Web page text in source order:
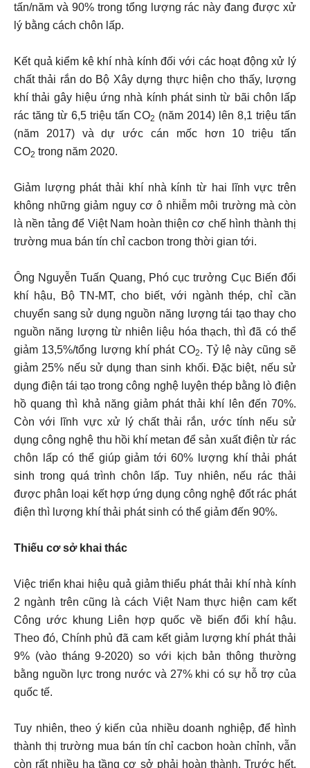
tấn/năm và 90% trong tổng lượng rác này đang được xử
lý bằng cách chôn lấp.
Kết quả kiểm kê khí nhà kính đối với các hoạt động xử lý
chất thải rắn do Bộ Xây dựng thực hiện cho thấy, lượng
khí thải gây hiệu ứng nhà kính phát sinh từ bãi chôn lấp
rác tăng từ 6,5 triệu tấn CO2 (năm 2014) lên 8,1 triệu tấn
(năm 2017) và dự ước cán mốc hơn 10 triệu tấn
CO2 trong năm 2020.
Giảm lượng phát thải khí nhà kính từ hai lĩnh vực trên
không những giảm nguy cơ ô nhiễm môi trường mà còn
là nền tảng để Việt Nam hoàn thiện cơ chế hình thành thị
trường mua bán tín chỉ cacbon trong thời gian tới.
Ông Nguyễn Tuấn Quang, Phó cục trưởng Cục Biến đổi
khí hậu, Bộ TN-MT, cho biết, với ngành thép, chỉ cần
chuyển sang sử dụng nguồn năng lượng tái tạo thay cho
nguồn năng lượng từ nhiên liệu hóa thạch, thì đã có thể
giảm 13,5%/tổng lượng khí phát CO2. Tỷ lệ này cũng sẽ
giảm 25% nếu sử dụng than sinh khối. Đặc biệt, nếu sử
dụng điện tái tạo trong công nghệ luyện thép bằng lò điện
hồ quang thì khả năng giảm phát thải khí lên đến 70%.
Còn với lĩnh vực xử lý chất thải rắn, ước tính nếu sử
dụng công nghệ thu hồi khí metan để sản xuất điện từ rác
chôn lấp có thể giúp giảm tới 60% lượng khí thải phát
sinh trong quá trình chôn lấp. Tuy nhiên, nếu rác thải
được phân loại kết hợp ứng dụng công nghệ đốt rác phát
điện thì lượng khí thải phát sinh có thể giảm đến 90%.
Thiếu cơ sở khai thác
Việc triển khai hiệu quả giảm thiểu phát thải khí nhà kính
2 ngành trên cũng là cách Việt Nam thực hiện cam kết
Công ước khung Liên hợp quốc về biến đổi khí hậu.
Theo đó, Chính phủ đã cam kết giảm lượng khí phát thải
9% (vào tháng 9-2020) so với kịch bản thông thường
bằng nguồn lực trong nước và 27% khi có sự hỗ trợ của
quốc tế.
Tuy nhiên, theo ý kiến của nhiều doanh nghiệp, để hình
thành thị trường mua bán tín chỉ cacbon hoàn chỉnh, vẫn
còn rất nhiều hạ tầng cơ sở phải hoàn thành. Trước hết,